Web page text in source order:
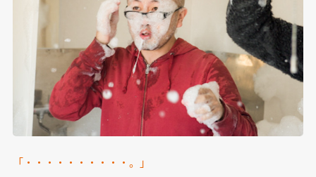
「・・・・・・・・・・。」